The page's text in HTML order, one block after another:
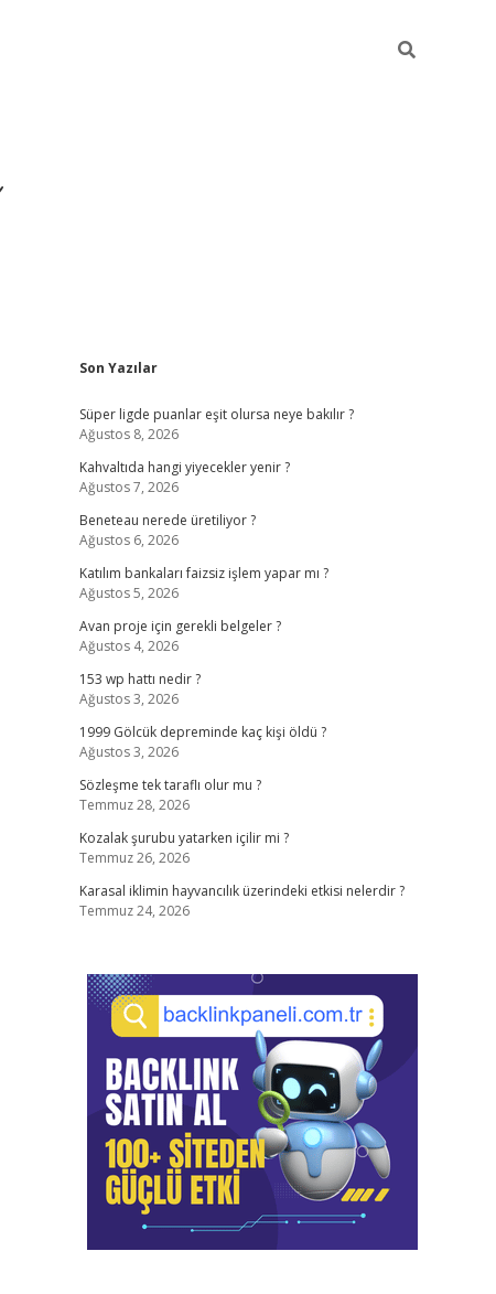
Sidebar
Son Yazılar
Süper ligde puanlar eşit olursa neye bakılır ?
Ağustos 8, 2026
Kahvaltıda hangi yiyecekler yenir ?
Ağustos 7, 2026
Beneteau nerede üretiliyor ?
Ağustos 6, 2026
Katılım bankaları faizsiz işlem yapar mı ?
Ağustos 5, 2026
Avan proje için gerekli belgeler ?
Ağustos 4, 2026
153 wp hattı nedir ?
Ağustos 3, 2026
1999 Gölcük depreminde kaç kişi öldü ?
Ağustos 3, 2026
Sözleşme tek taraflı olur mu ?
Temmuz 28, 2026
Kozalak şurubu yatarken içilir mi ?
Temmuz 26, 2026
Karasal iklimin hayvancılık üzerindeki etkisi nelerdir ?
Temmuz 24, 2026